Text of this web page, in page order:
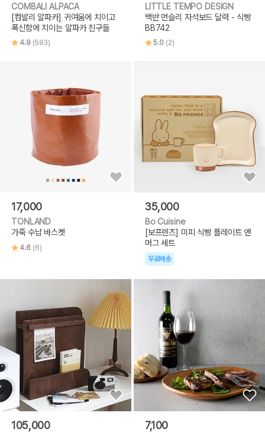
COMBALI ALPACA
[컴발리 알파카] 귀여움에 치이고
폭신함에 치이는 알파카 친구들
4.9 (583)
LITTLE TEMPO DESIGN
백반 먼슬리 자석보드 달력 - 식빵
BB742
5.0 (2)
17,000
TONLAND
가죽 수납 바스켓
4.6 (6)
35,000
Bo Cuisine
[보프렌즈] 미피 식빵 플레이트 앤
머그 세트
무료배송
105,000 7,100